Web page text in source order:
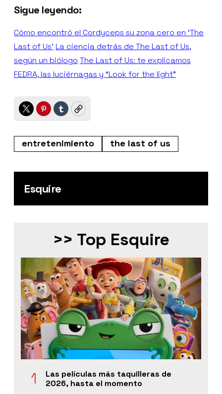
Sigue leyendo:
Cómo encontró el Cordyceps su zona cero en ‘The
Last of Us’ La ciencia detrás de The Last of Us,
según un biólogo The Last of Us: te explicamos
FEDRA, las luciérnagas y “Look for the light”
TwitterPinterest
TumblrCopy
entretenimiento the last of us
Esquire
>> Top Esquire
Las películas más taquilleras de
2026, hasta el momento